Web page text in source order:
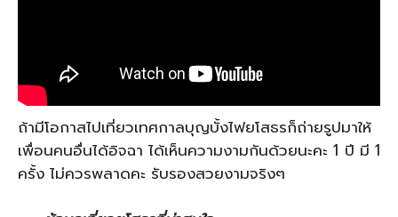
ถ้ามีโอกาสไปเที่ยวเทศกาลบุญบั้งไฟยโสธรก็ถ่ายรูปมาให้
เพื่อนคนอื่นได้อิจฉา ได้เห็นความงามกันด้วยนะคะ 1 ปี มี 1
ครั้ง ไม่ควรพลาดคะ รับรองสวยงามจริงๆ